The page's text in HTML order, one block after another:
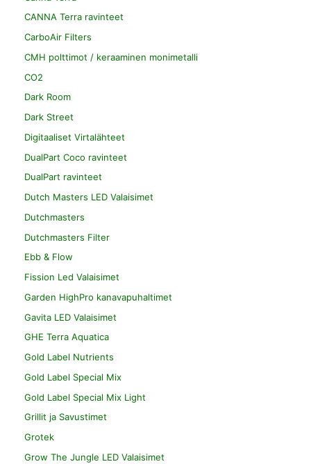
CANNA Terra ravinteet
CarboAir Filters
CMH polttimot / keraaminen monimetalli
CO2
Dark Room
Dark Street
Digitaaliset Virtalähteet
DualPart Coco ravinteet
DualPart ravinteet
Dutch Masters LED Valaisimet
Dutchmasters
Dutchmasters Filter
Ebb & Flow
Fission Led Valaisimet
Garden HighPro kanavapuhaltimet
Gavita LED Valaisimet
GHE Terra Aquatica
Gold Label Nutrients
Gold Label Special Mix
Gold Label Special Mix Light
Grillit ja Savustimet
Grotek
Grow The Jungle LED Valaisimet